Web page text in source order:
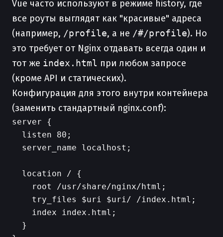
Vue часто используют в режиме history, где
все роуты выглядят как "красивые" адреса
(например, /profile, а не /#/profile). Но
это требует от Nginx отдавать всегда один и
тот же index.html при любом запросе
(кроме API и статических).
Конфигурация для этого внутри контейнера
(заменить стандартный nginx.conf):
server {
  listen 80;
  server_name localhost;
  location / {
    root /usr/share/nginx/html;
    try_files $uri $uri/ /index.html;
    index index.html;
  }